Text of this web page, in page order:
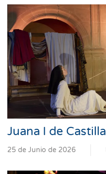
Juana I de Castilla
25 de Junio de 2026